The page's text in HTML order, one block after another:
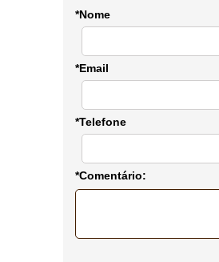
*Nome
*Email
*Telefone
*Comentário: